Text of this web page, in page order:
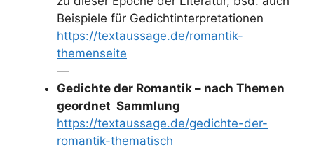
Beispiele für Gedichtinterpretationen
https://textaussage.de/romantik-
themenseite
—
Gedichte der Romantik – nach Themen
geordnet Sammlung
https://textaussage.de/gedichte-der-
romantik-thematisch